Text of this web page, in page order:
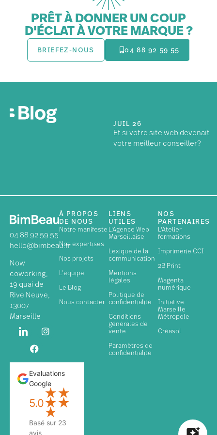
PRÊT À DONNER UN COUP
D'ÉCLAT À VOTRE MARQUE ?
BRIEFEZ-NOUS 04 88 92 59 55
JUIL 26
Et si votre site web devenait
votre meilleur conseiller?
04 88 92 59 55
hello@bimbeau.fr
Now
coworking,
19 quai de
Rive Neuve,
13007
Marseille
Evaluations
Google
5.0
★★
★★
★
Basé sur 23
avis
À PROPOS
DE NOUS
Notre manifeste
Nos expertises
Nos projets
L’équipe
Le Blog
Nous contacter
LIENS
UTILES
L'Agence Web
Marseillaise
Lexique de la
communication
Mentions
légales
Politique de
confidentialité
Conditions
générales de
vente
Paramètres de
confidentialité
NOS
PARTENAIRES
L'Atelier
formations
Imprimerie CCI
2B Print
Magenta
numérique
Initiative
Marseille
Métropole
Créasol